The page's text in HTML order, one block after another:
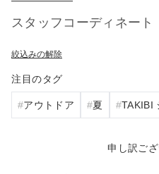
スタッフコーディネート
絞込みの解除
注目のタグ
アウトドア 夏 TAKIBI
申し訳ござ